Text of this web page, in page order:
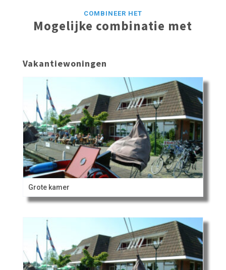
COMBINEER HET
Mogelijke combinatie met
Vakantiewoningen
Grote kamer